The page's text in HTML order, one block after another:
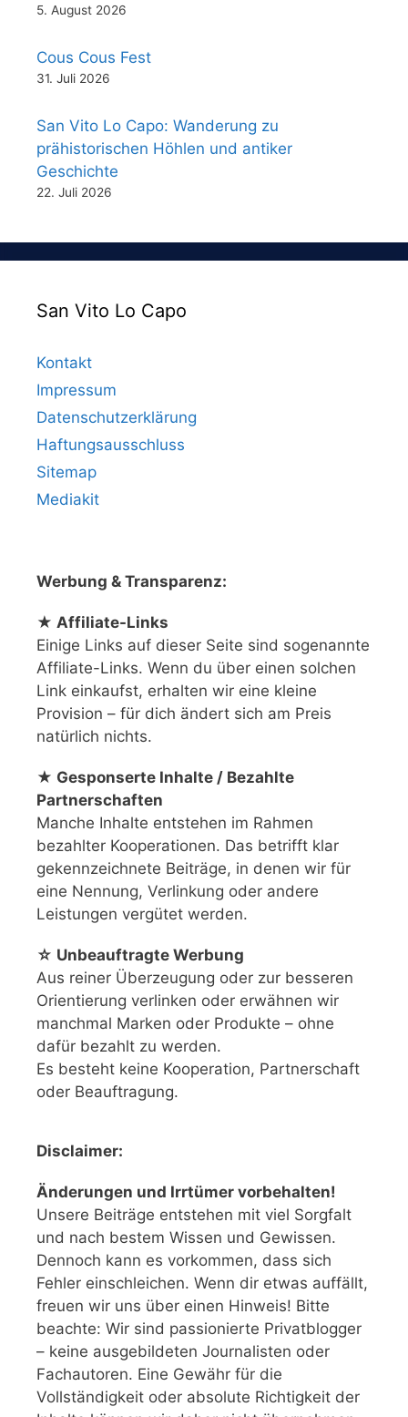
5. August 2026
Cous Cous Fest
31. Juli 2026
San Vito Lo Capo: Wanderung zu
prähistorischen Höhlen und antiker
Geschichte
22. Juli 2026
San Vito Lo Capo
Kontakt
Impressum
Datenschutzerklärung
Haftungsausschluss
Sitemap
Mediakit
Werbung & Transparenz:
★ Affiliate-Links
Einige Links auf dieser Seite sind sogenannte
Affiliate-Links. Wenn du über einen solchen
Link einkaufst, erhalten wir eine kleine
Provision – für dich ändert sich am Preis
natürlich nichts.
★ Gesponserte Inhalte / Bezahlte
Partnerschaften
Manche Inhalte entstehen im Rahmen
bezahlter Kooperationen. Das betrifft klar
gekennzeichnete Beiträge, in denen wir für
eine Nennung, Verlinkung oder andere
Leistungen vergütet werden.
☆ Unbeauftragte Werbung
Aus reiner Überzeugung oder zur besseren
Orientierung verlinken oder erwähnen wir
manchmal Marken oder Produkte – ohne
dafür bezahlt zu werden.
Es besteht keine Kooperation, Partnerschaft
oder Beauftragung.
Disclaimer:
Änderungen und Irrtümer vorbehalten!
Unsere Beiträge entstehen mit viel Sorgfalt
und nach bestem Wissen und Gewissen.
Dennoch kann es vorkommen, dass sich
Fehler einschleichen. Wenn dir etwas auffällt,
freuen wir uns über einen Hinweis! Bitte
beachte: Wir sind passionierte Privatblogger
– keine ausgebildeten Journalisten oder
Fachautoren. Eine Gewähr für die
Vollständigkeit oder absolute Richtigkeit der